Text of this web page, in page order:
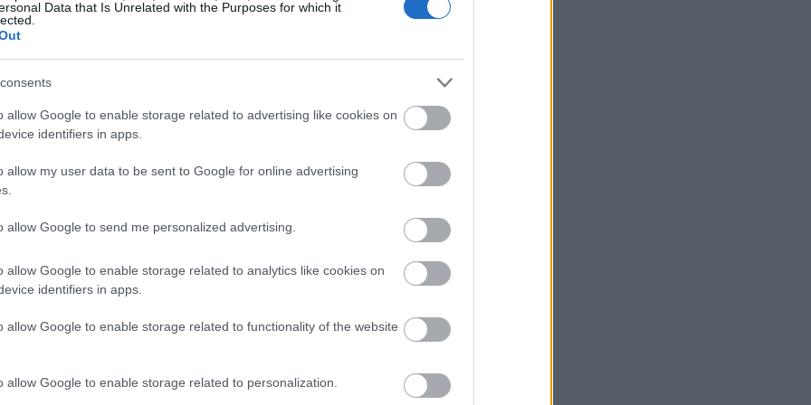
Data that Is Unrelated with the Purposes for which it
allow Google to enable storage related to advertising like cookies on
identifiers in apps.
allow my user data to be sent to Google for online advertising
allow Google to send me personalized advertising.
allow Google to enable storage related to analytics like cookies on
identifiers in apps.
allow Google to enable storage related to functionality of the website
allow Google to enable storage related to personalization.
των οικονομικών απωλειών θα μπορούσε
πιο δαπανηρό ακόμη και από τις
τον πόλεμο στην Ουκρανία.
συγκρούσεων και άλλες πράξεις
τη γεωπολιτική και οικονομική
χρόνια. Για πολλές εταιρείες,
(visibility gap) ως προς τα τρωτά
εφοδιασμού τους λόγω αυτών
αναγνώρισης των πολύπλοκων
Οι υπεύθυνοι διαχείρισης κινδύνων
προδραστική προσέγγιση στις
βελτιώνοντάς τες διαρκώς, προκειμένου
απειλές που προκύπτουν από
στο μέλλον», δηλώνει ο Thomas
ΕΛ.Α.Σ: «Η απροκάλυπτη ώσμωση
Δικαστικό μπλόκο στην αίθουσα χορού
του Τραμπ στο Λευκό Οίκο
19:27
Μπάρκιν (Fed): «Τα στοιχεία για την
Καταβλήθηκαν 33,58 εκατ. ευρώ σε
λιπασμάτων
από τα τέλη Ιουνίου - Σε νέα υψηλά ο
Stoxx 600
Κορυφώνεται η έξοδος των εκδρομέων
- Στο 100% η πληρότητα σε πολλά
Η Ιταλία απαντά στην Ισπανία: «Δεν
δεχόμαστε τελεσίγραφα» - Σε ισχύ οι